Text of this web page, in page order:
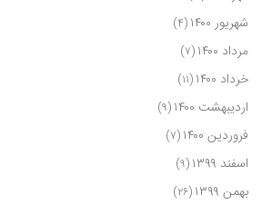
شهریور ۱۴۰۰ (۴)
مرداد ۱۴۰۰ (۷)
خرداد ۱۴۰۰ (۱۱)
اردیبهشت ۱۴۰۰ (۹)
فروردین ۱۴۰۰ (۷)
اسفند ۱۳۹۹ (۹)
بهمن ۱۳۹۹ (۲۶)